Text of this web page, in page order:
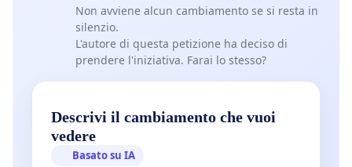
Non avviene alcun cambiamento se si resta in
silenzio.
L'autore di questa petizione ha deciso di
prendere l'iniziativa. Farai lo stesso?
Descrivi il cambiamento che vuoi
vedere
Basato su IA